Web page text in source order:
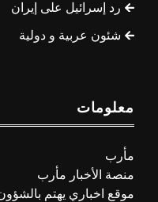
رد إسرائيل على إيران
شئون عربية و دولية
معلومات
مأرب
منصة الأخبار مأرب
موقع اخباري يهتم بالشؤون